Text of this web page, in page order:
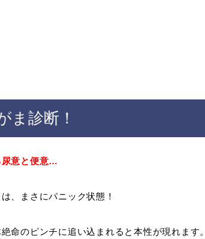
ま診断！
尿意と便意…
、まさにパニック状態！
命のピンチに追い込まれると本性が現れます。